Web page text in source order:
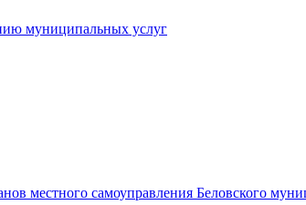
муниципальных услуг
местного самоуправления Беловского